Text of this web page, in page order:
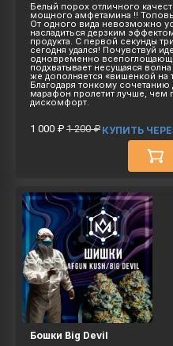
Белый порох отличного
мощного амфетамина !!
От одного вида невозможно
насладиться дерзким
продукта. С первой секунды
сегодня удался! Почувствуй
одновременно
подхватывает несущаяся
же дополняется «вишенкой на
Благодаря тонкому
марафон пролетит лучше, чем
дискомфорт.
1 000 ₽ 1 200 ₽ КУПИТЬ
Бошки Big Devil